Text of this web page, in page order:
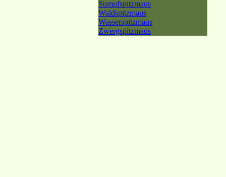
Sumpfspitzmaus
Waldspitzmaus
Wasserspitzmaus
Zwergspitzmaus